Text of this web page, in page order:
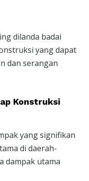
dilanda badai
yang dapat
dan serangan
Konstruksi
yang signifikan
di daerah-
dampak utama